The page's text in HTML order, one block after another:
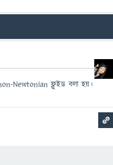
non-Newtonian ফ্লুইড বলা হয়।